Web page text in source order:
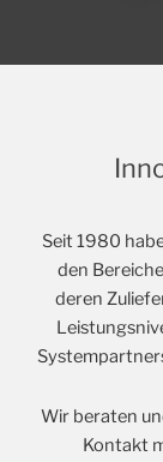
Seit 1980
den
deren
Wir beraten
Kontakt